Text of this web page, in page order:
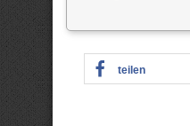
teilen